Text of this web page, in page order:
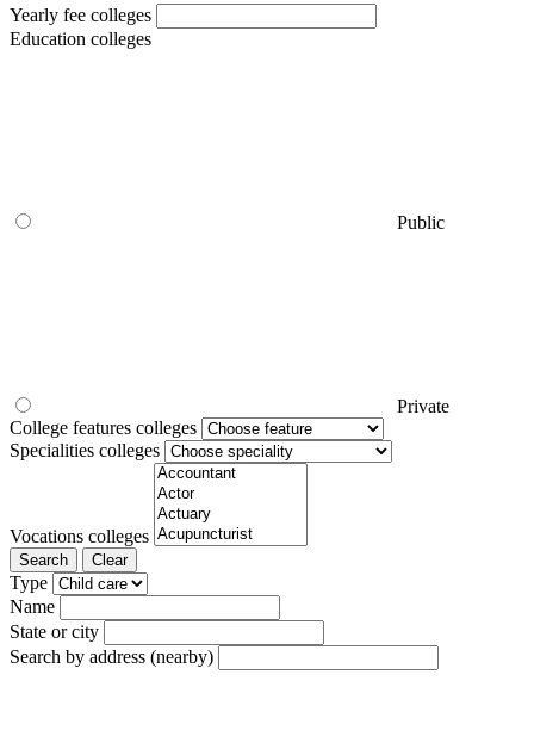
Yearly fee colleges
Education colleges
Public
Private
College features colleges
Specialities colleges
Vocations colleges
Search Clear
Type
Name
State or city
Search by address (nearby)